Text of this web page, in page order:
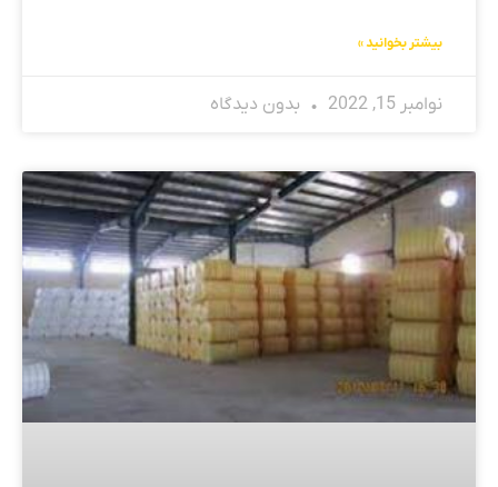
بیشتر بخوانید »
نوامبر 15, 2022 بدون دیدگاه